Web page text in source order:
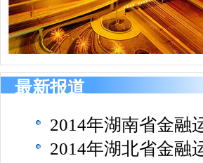
最新报道
2014年湖南省金融
2014年湖北省金融